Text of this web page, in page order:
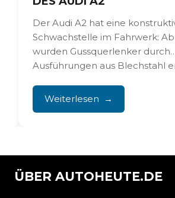
Der Audi A2 hat eine
Schwachstelle im Fahrwerk:
wurden Gussquerlenker durch
Ausführungen aus Blechstahl
Weiterlesen
ÜBER AUTOHEUTE.DE